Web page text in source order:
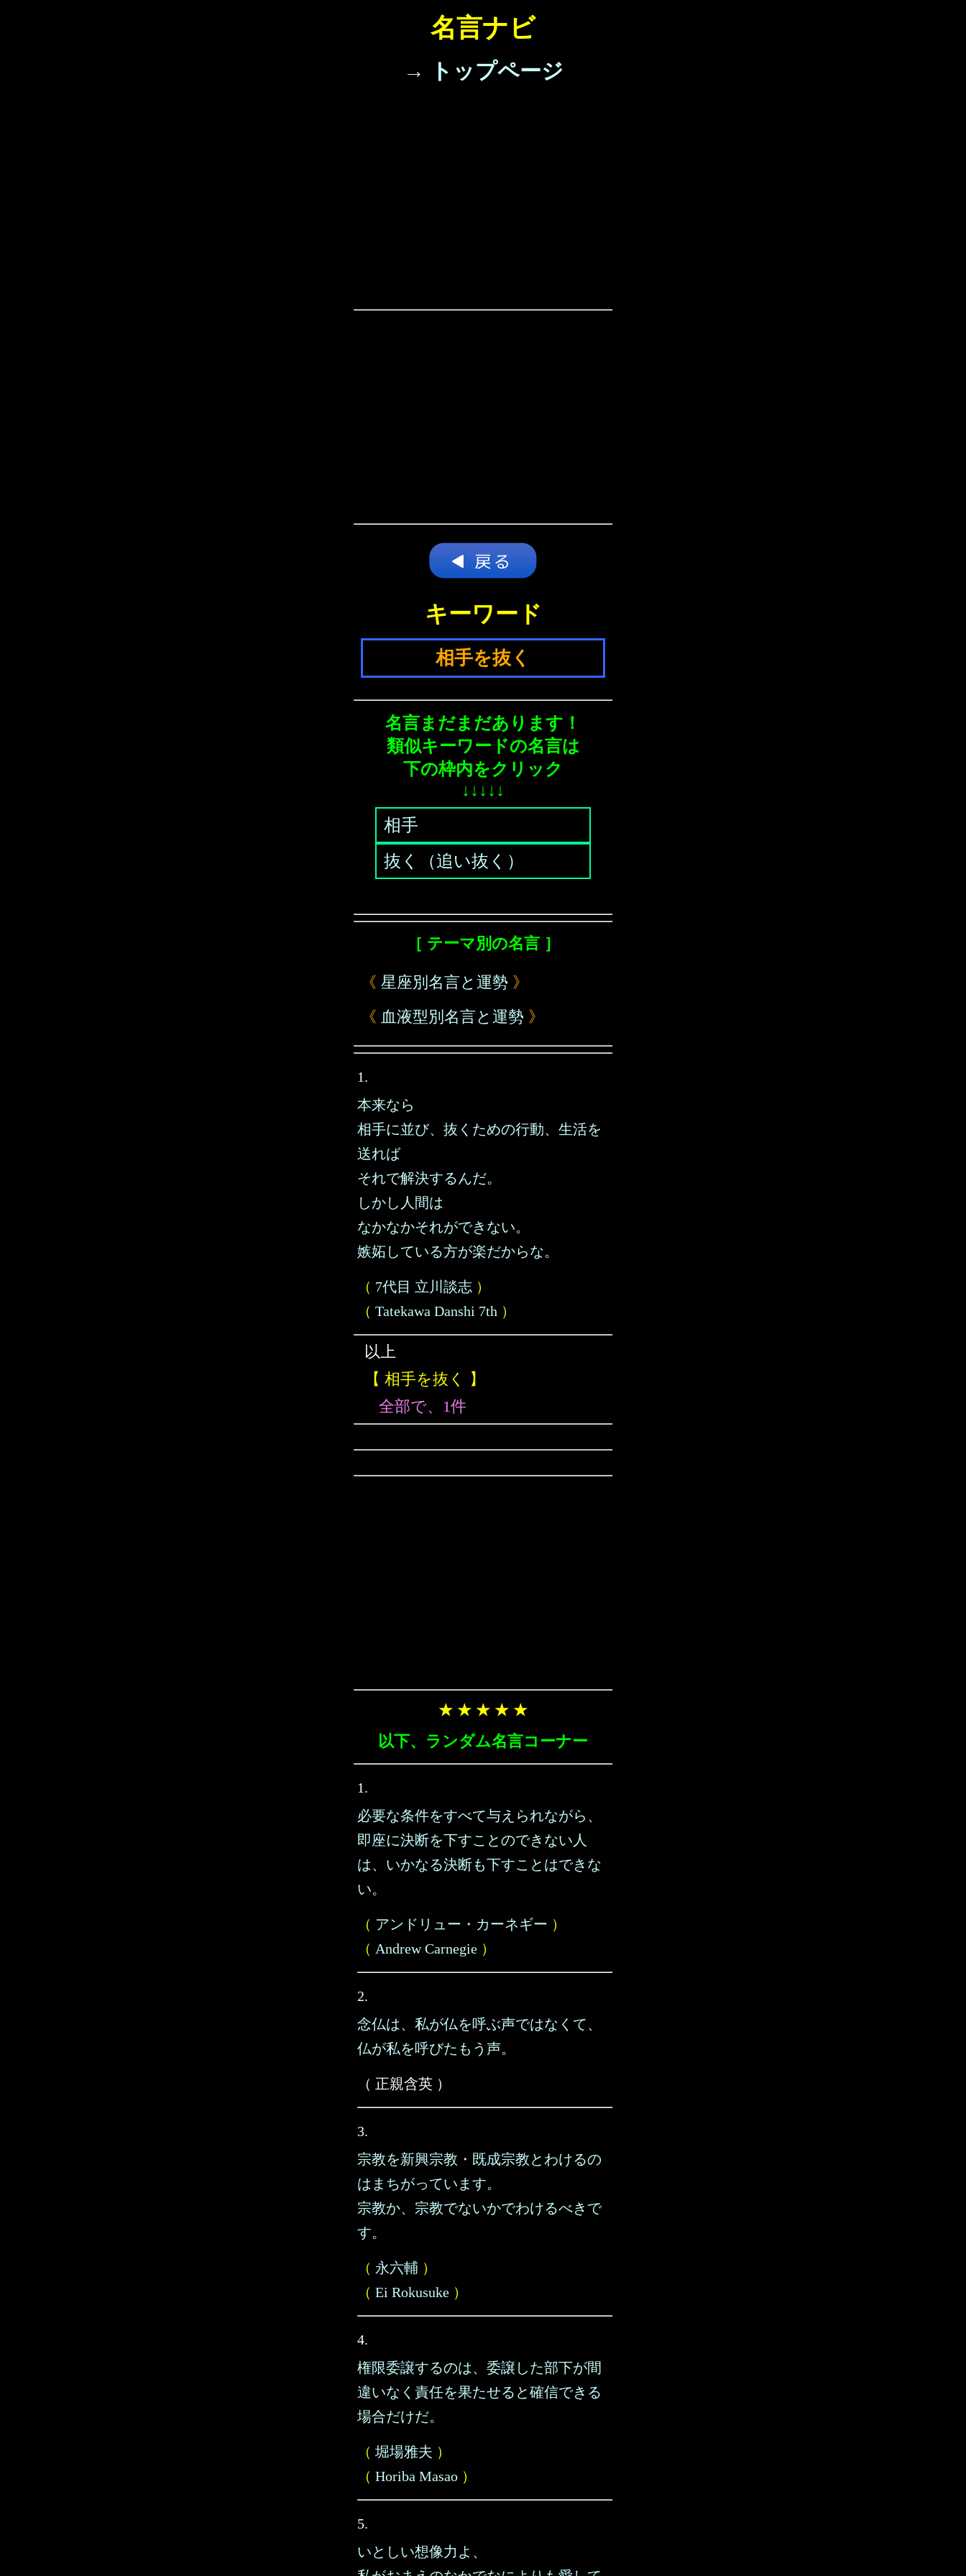
名言ナビ
→ トップページ
キーワード
相手を抜く
名言まだまだあります！
類似キーワードの名言は
下の枠内をクリック
↓↓↓↓↓
相手
抜く（追い抜く）
［ テーマ別の名言 ］
《 星座別名言と運勢 》
《 血液型別名言と運勢 》
1.
本来なら
相手に並び、抜くための行動、生活を
送れば
それで解決するんだ。
しかし人間は
なかなかそれができない。
嫉妬している方が楽だからな。
（ 7代目 立川談志 ）
（ Tatekawa Danshi 7th ）
以上
【 相手を抜く 】
全部で、1件
★ ★ ★ ★ ★
以下、ランダム名言コーナー
1.
必要な条件をすべて与えられながら、
即座に決断を下すことのできない人
は、いかなる決断も下すことはできな
い。
（ アンドリュー・カーネギー ）
（ Andrew Carnegie ）
2.
念仏は、私が仏を呼ぶ声ではなくて、
仏が私を呼びたもう声。
（ 正親含英 ）
3.
宗教を新興宗教・既成宗教とわけるの
はまちがっています。
宗教か、宗教でないかでわけるべきで
す。
（ 永六輔 ）
（ Ei Rokusuke ）
4.
権限委譲するのは、委譲した部下が間
違いなく責任を果たせると確信できる
場合だけだ。
（ 堀場雅夫 ）
（ Horiba Masao ）
5.
いとしい想像力よ、